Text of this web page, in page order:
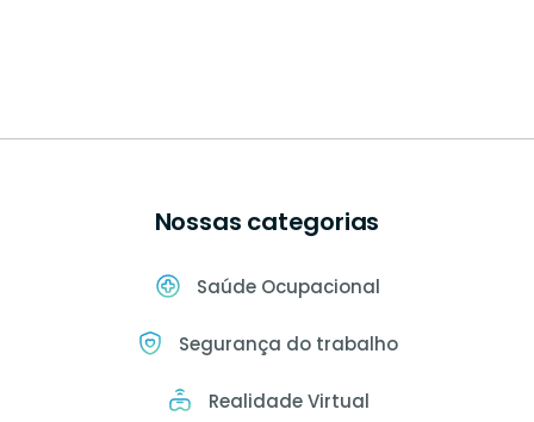
Nossas categorias
Saúde Ocupacional
Segurança do trabalho
Realidade Virtual